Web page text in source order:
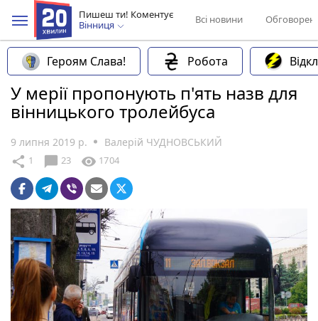
Пишеш ти! Коментує
Вінниця
Всі новини
Героям Слава! Робота
У мерії пропонують п'ять назв для
вінницького тролейбуса
9 липня 2019 р. Валерій ЧУДНОВСЬКИЙ
share 1 chat_bubble 23 visibility 1704